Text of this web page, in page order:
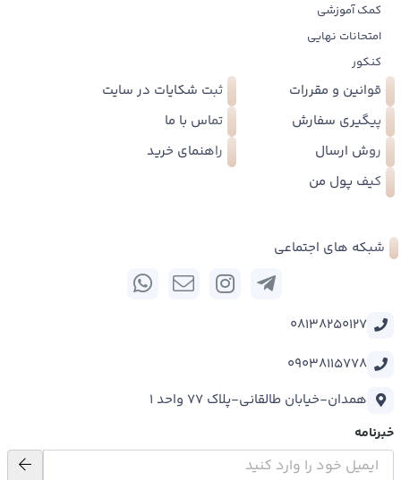
کمک آموزشی
امتحانات نهایی
کنکور
قوانین و مقررات
ثبت شکایات در سایت
پیگیری سفارش
تماس با ما
روش ارسال
راهنمای خرید
کیف پول من
شبکه های اجتماعی
08138250127
09038115778
همدان-خیابان طالقانی-پلاک 77 واحد 1
خبرنامه